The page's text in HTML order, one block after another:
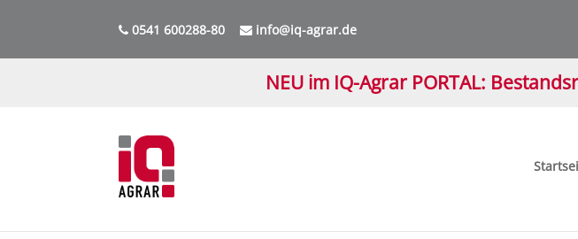
0541 600288-80 info@iq-agrar.de
NEU im IQ-Agrar PORTAL: